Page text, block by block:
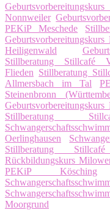
Nonnweiler
PEKiP Meschede
Geburtsvorbereitungskurs
Heiligenwald
Stillberatung Stillcafé
Flieden Stillberatung
Allmersbach im Tal
Steinenbronn
Stillberatung
Oerlinghausen
Stillberatung
Rückbildungskurs
PEKiP Kösching
Moorgrund